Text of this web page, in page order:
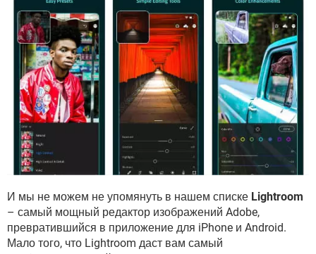
И мы не можем не упомянуть в нашем списке Lightroom
– самый мощный редактор изображений Adobe,
превратившийся в приложение для iPhone и Android.
Мало того, что Lightroom даст вам самый